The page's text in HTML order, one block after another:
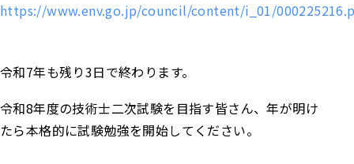
https://www.env.go.jp/council/content/i_01/
令和7年も残り3日で終わります。
令和8年度の技術士二次試験を目指す皆さん、年が明け
たら本格的に試験勉強を開始してください。